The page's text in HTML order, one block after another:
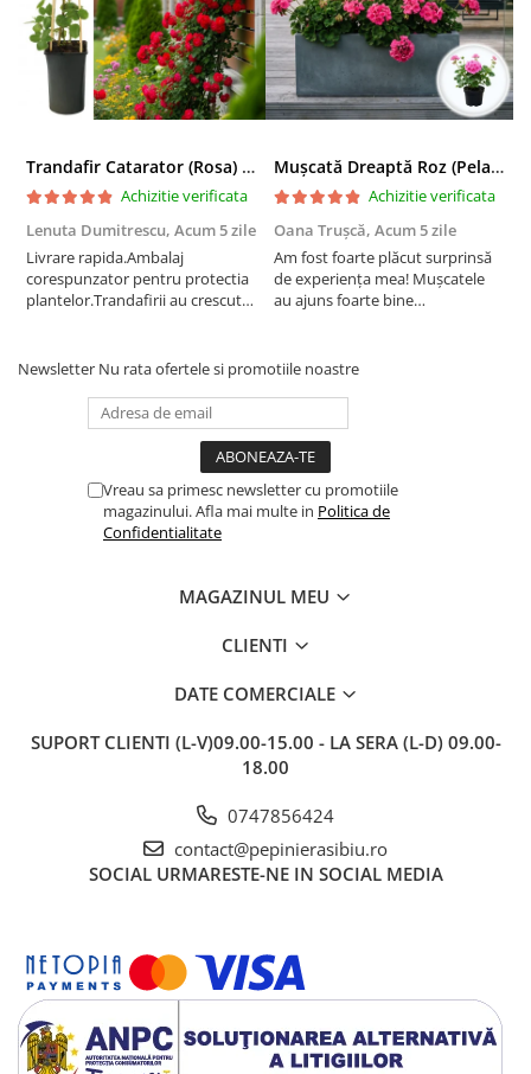
Trandafir Catarator (Rosa) Red Climber - 75cm
Achizitie verificata
Lenuta Dumitrescu, Acum 5 zile
Livrare rapida.Ambalaj
corespunzator pentru protectia
plantelor.Trandafirii au crescut
Mușcată Dreaptă Roz (Pelargonium Zonale)
Achizitie verificata
Oana Trușcă, Acum 5 zile
Am fost foarte plăcut surprinsă
de experiența mea! Mușcatele
au ajuns foarte bine
transportului. Se vede că au fost
Newsletter Nu rata ofertele si promotiile noastre
Vreau sa primesc newsletter cu promotiile
magazinului. Afla mai multe in Politica de
Confidentialitate
MAGAZINUL MEU
CLIENTI
DATE COMERCIALE
SUPORT CLIENTI (L-V)09.00-15.00 - LA SERA (L-D) 09.00-
18.00
0747856424
contact@pepinierasibiu.ro
SOCIAL URMARESTE-NE IN SOCIAL MEDIA